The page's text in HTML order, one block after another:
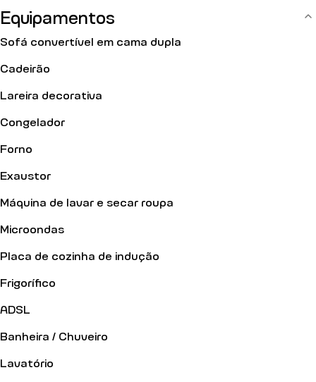
Equipamentos
Sofá convertível em cama dupla
Cadeirão
Lareira decorativa
Congelador
Forno
Exaustor
Máquina de lavar e secar roupa
Microondas
Placa de cozinha de indução
Frigorífico
ADSL
Banheira / Chuveiro
Lavatório